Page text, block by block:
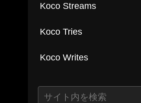
Koco Streams
Koco Tries
Koco Writes